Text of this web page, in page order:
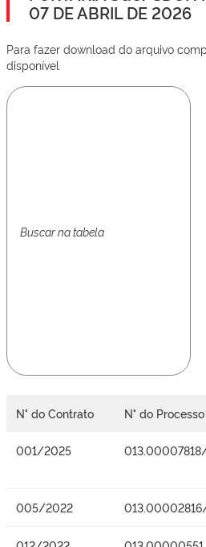
07 DE ABRIL DE 2026
Para fazer download do arquivo
disponível
N° do Contrato N° do Processo
001/2025
005/2022